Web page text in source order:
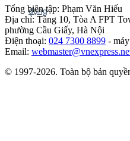
Tổng biên tập: Phạm Văn Hiếu
Địa chỉ: Tầng 10, Tòa A FPT
phường Cầu Giấy, Hà Nội
Điện thoại: 024 7300 8899 -
Email:
© 1997-2026. Toàn bộ bản